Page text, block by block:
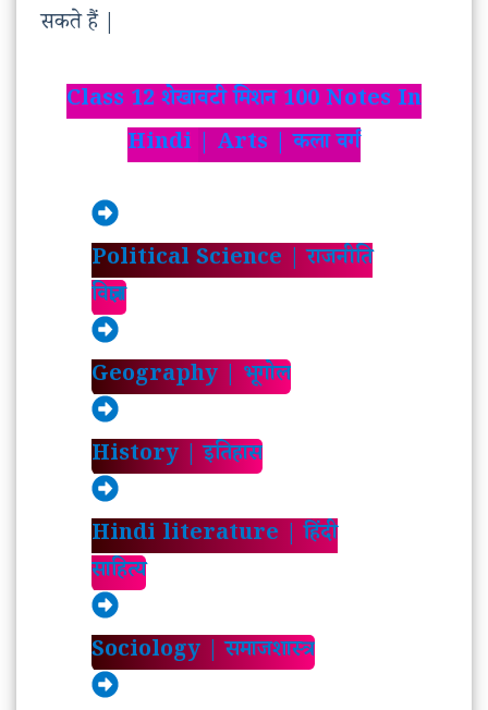
सकते हैं |
Class 12 शेखावटी मिशन 100 Notes In
Hindi | Arts | कला वर्ग
Political Science | राजनीति
विज्ञान
Geography | भूगोल
History | इतिहास
Hindi literature | हिंदी
साहित्य
Sociology | समाजशास्त्र